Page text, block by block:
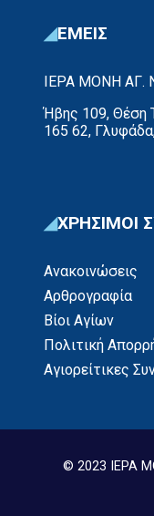
ΕΜΕΙΣ
ΙΕΡΑ ΜΟΝΗ ΑΓ.
Ήβης 109, Θέση
165 62,
ΧΡΗΣΙΜΟΙ
Ανακοινώσεις
Αρθρογραφία
Βίοι Αγίων
Πολιτική
Αγιορείτικες
© 2023 ΙΕΡΑ